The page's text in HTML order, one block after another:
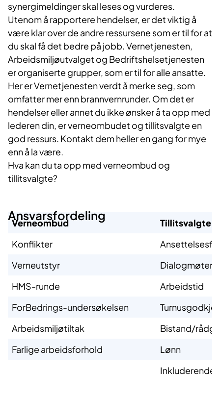
synergimeldinger skal leses og vurderes.
Utenom å rapportere hendelser, er det viktig å
være klar over de andre ressursene som er til for at
du skal få det bedre på jobb. Vernetjenesten,
Arbeidsmiljøutvalget og Bedriftshelsetjenesten
er organiserte grupper, som er til for alle ansatte.
Her er Vernetjenesten verdt å merke seg, som
omfatter mer enn brannvernrunder. Om det er
hendelser eller annet du ikke ønsker å ta opp med
lederen din, er verneombudet og tillitsvalgte en
god ressurs. Kontakt dem heller en gang for mye
enn å la være.
Hva kan du ta opp med verneombud og
tillitsvalgte?
Ansvarsfordeling
Verneombud
Tillitsvalgte
Konflikter
Verneutstyr
Dialogmøter
HMS-runde
Arbeidstid
ForBedrings-undersøkelsen
Arbeidsmiljøtiltak
Bistand/
Farlige arbeidsforhold
Lønn
Inkluderende